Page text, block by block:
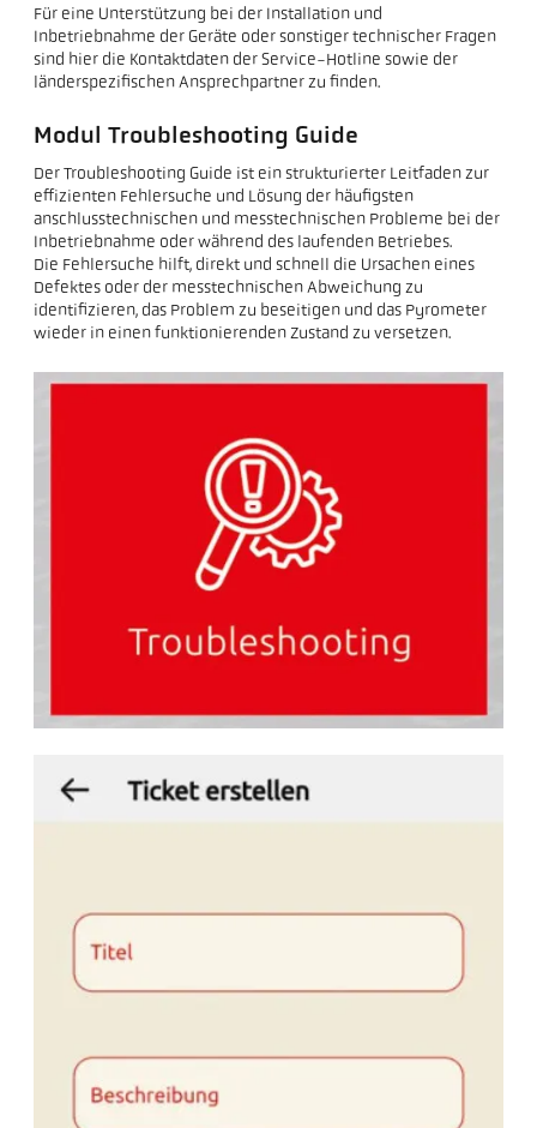
Für eine Unterstützung bei der Installation und
Inbetriebnahme der Geräte oder sonstiger technischer Fragen
sind hier die Kontaktdaten der Service-Hotline sowie der
länderspezifischen Ansprechpartner zu finden.
Modul Troubleshooting Guide
Der Troubleshooting Guide ist ein strukturierter Leitfaden zur
effizienten Fehlersuche und Lösung der häufigsten
anschlusstechnischen und messtechnischen Probleme bei der
Inbetriebnahme oder während des laufenden Betriebes.
Die Fehlersuche hilft, direkt und schnell die Ursachen eines
Defektes oder der messtechnischen Abweichung zu
identifizieren, das Problem zu beseitigen und das Pyrometer
wieder in einen funktionierenden Zustand zu versetzen.